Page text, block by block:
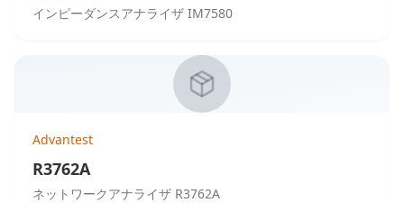
インピーダンスアナライザ IM7580
Advantest
R3762A
ネットワークアナライザ R3762A